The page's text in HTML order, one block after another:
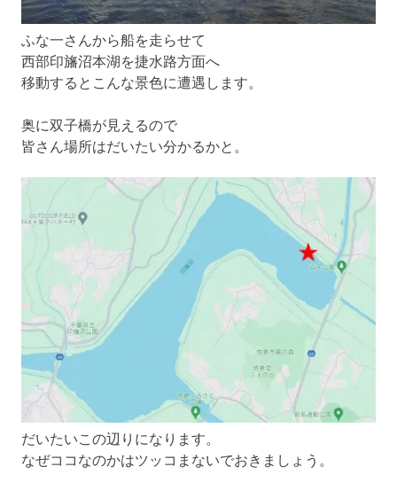
ふな一さんから船を走らせて
西部印旛沼本湖を捷水路方面へ
移動するとこんな景色に遭遇します。
奥に双子橋が見えるので
皆さん場所はだいたい分かるかと。
だいたいこの辺りになります。
なぜココなのかはツッコまないでおきましょう。